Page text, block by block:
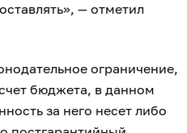
— отметил
ограничение,
бюджета, в данном
за него несет либо